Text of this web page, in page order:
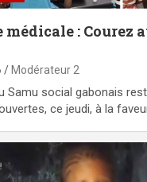
médicale : Courez
Modérateur 2
Samu social gabonais
ce jeudi, à la